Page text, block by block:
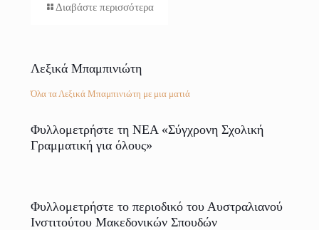
Διαβάστε περισσότερα
Λεξικά Μπαμπινιώτη
Όλα τα Λεξικά Μπαμπινιώτη με μια ματιά
Φυλλομετρήστε τη ΝΕΑ «Σύγχρονη Σχολική
Γραμματική για όλους»
Φυλλομετρήστε το περιοδικό του Αυστραλιανού
Ινστιτούτου Μακεδονικών Σπουδών